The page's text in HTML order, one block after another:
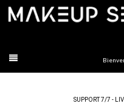
SUPPORT 7/7 -